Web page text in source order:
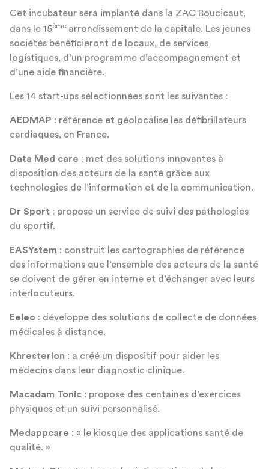
Cet incubateur sera implanté dans la ZAC Boucicaut,
dans le 15ème arrondissement de la capitale. Les jeunes
sociétés bénéficieront de locaux, de services
logistiques, d’un programme d’accompagnement et
d’une aide financière.
Les 14 start-ups sélectionnées sont les suivantes :
AEDMAP : référence et géolocalise les défibrillateurs
cardiaques, en France.
Data Med care : met des solutions innovantes à
disposition des acteurs de la santé grâce aux
technologies de l’information et de la communication.
Dr Sport : propose un service de suivi des pathologies
du sportif.
EASYstem : construit les cartographies de référence
des informations que l’ensemble des acteurs de la santé
se doivent de gérer en interne et d’échanger avec leurs
interlocuteurs.
Eeleo : développe des solutions de collecte de données
médicales à distance.
Khresterion : a créé un dispositif pour aider les
médecins dans leur diagnostic clinique.
Macadam Tonic : propose des centaines d’exercices
physiques et un suivi personnalisé.
Medappcare : « le kiosque des applications santé de
qualité. »